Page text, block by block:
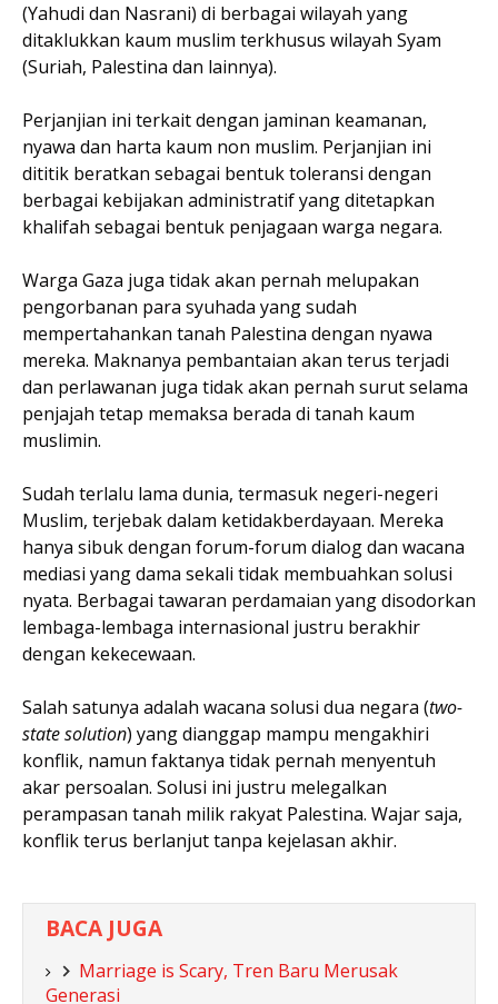
(Yahudi dan Nasrani) di berbagai wilayah yang
ditaklukkan kaum muslim terkhusus wilayah Syam
(Suriah, Palestina dan lainnya).
Perjanjian ini terkait dengan jaminan keamanan,
nyawa dan harta kaum non muslim. Perjanjian ini
dititik beratkan sebagai bentuk toleransi dengan
berbagai kebijakan administratif yang ditetapkan
khalifah sebagai bentuk penjagaan warga negara.
Warga Gaza juga tidak akan pernah melupakan
pengorbanan para syuhada yang sudah
mempertahankan tanah Palestina dengan nyawa
mereka. Maknanya pembantaian akan terus terjadi
dan perlawanan juga tidak akan pernah surut selama
penjajah tetap memaksa berada di tanah kaum
muslimin.
Sudah terlalu lama dunia, termasuk negeri-negeri
Muslim, terjebak dalam ketidakberdayaan. Mereka
hanya sibuk dengan forum-forum dialog dan wacana
mediasi yang dama sekali tidak membuahkan solusi
nyata. Berbagai tawaran perdamaian yang disodorkan
lembaga-lembaga internasional justru berakhir
dengan kekecewaan.
Salah satunya adalah wacana solusi dua negara (two-
state solution) yang dianggap mampu mengakhiri
konflik, namun faktanya tidak pernah menyentuh
akar persoalan. Solusi ini justru melegalkan
perampasan tanah milik rakyat Palestina. Wajar saja,
konflik terus berlanjut tanpa kejelasan akhir.
BACA JUGA
Marriage is Scary, Tren Baru Merusak
Generasi